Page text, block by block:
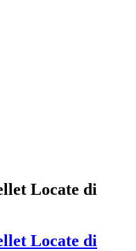
Locate di
Locate di